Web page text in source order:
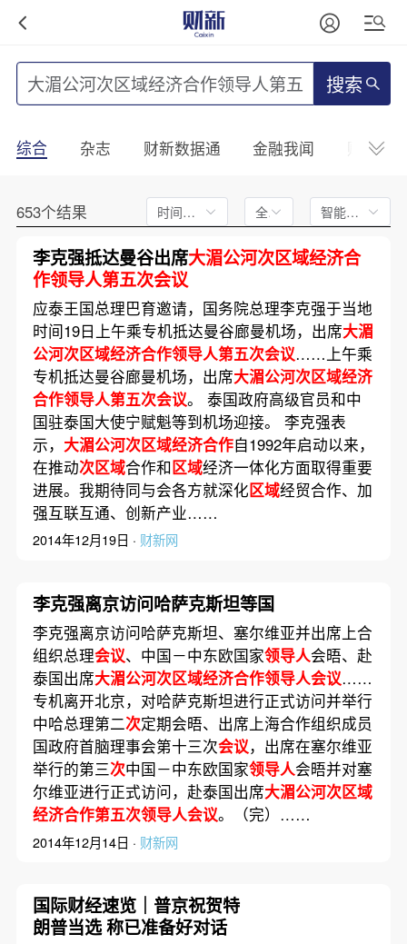
搜索
综合 杂志 财新数据通 金融我闻 财新
653个结果 时间不限 全文 智能排序
李克强抵达曼谷出席大湄公河次区域经济合
作领导人第五次会议
应泰王国总理巴育邀请，国务院总理李克强于当地
时间19日上午乘专机抵达曼谷廊曼机场，出席大湄
公河次区域经济合作领导人第五次会议……上午乘
专机抵达曼谷廊曼机场，出席大湄公河次区域经济
合作领导人第五次会议。 泰国政府高级官员和中
国驻泰国大使宁赋魁等到机场迎接。 李克强表
示， 大湄公河次区域经济合作自1992年启动以来，
在推动次区域合作和区域经济一体化方面取得重要
进展。我期待同与会各方就深化区域经贸合作、加
强互联互通、创新产业……
2014年12月19日 · 财新网
李克强离京访问哈萨克斯坦等国
李克强离京访问哈萨克斯坦、塞尔维亚并出席上合
组织总理会议、中国－中东欧国家领导人会晤、赴
泰国出席大湄公河次区域经济合作领导人会议……
专机离开北京，对哈萨克斯坦进行正式访问并举行
中哈总理第二次定期会晤、出席上海合作组织成员
国政府首脑理事会第十三次会议，出席在塞尔维亚
举行的第三次中国－中东欧国家领导人会晤并对塞
尔维亚进行正式访问，赴泰国出席大湄公河次区域
经济合作第五次领导人会议。（完）……
2014年12月14日 · 财新网
国际财经速览｜普京祝贺特
朗普当选 称已准备好对话